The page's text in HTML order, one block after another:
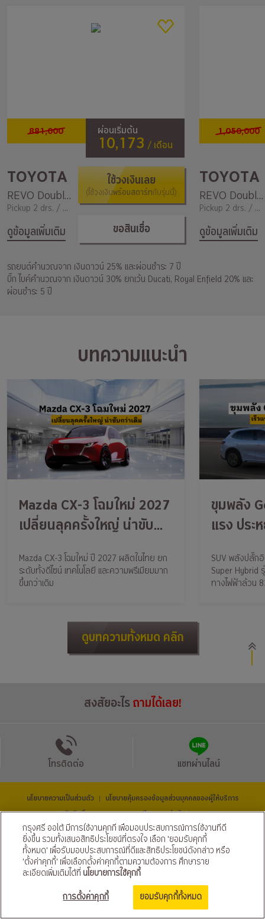
881,000 ผ่อนเริ่มต้น
10,173 / เดือน
TOYOTA
REVO Double Cab Prerunner 2.4 Entry MT
Pickup 2 drs. / 2,400
ดูข้อมูลเพิ่มเติม
ใช้วงเงินเลย
(ใช้วงเงินพร้อมสตาร์ทกับรุ่นนี้)
ขอสินเชื่อ
1,050,000
TOYOTA
REVO Double Cab 2.4 Mid MT 4X4
Pickup 2 drs. / 2,400
ดูข้อมูลเพิ่มเติม
รถยนต์คำนวณจาก เงินดาวน์ 25% และผ่อนชำระ 7 ปี
บิ๊ก ไบค์คำนวณจาก เงินดาวน์ 30% ยกเว้น Ducati, Royal Enfield 20% และ
ผ่อนชำระ 5 ปี
บทความแนะนำ
Mazda CX-3 โฉมใหม่ 2027
เปลี่ยนลุคครั้งใหญ่ น่าขับ
Mazda CX-3 โฉมใหม่ ปี 2027 ผลิตในไทย ยก
ระดับทั้งดีไซน์ เทคโนโลยี และความพรีเมียมมาก
ขึ้นกว่าเดิม
ขุมพลัง
แรง ประ
SUV พลังปลั๊กอิ
Super Hybrid
ทางไฟฟ้าล้วน
ดูบทความทั้งหมด คลิก
ขอสินเชื่อ จัดเลย!
สงสัยอะไรถามได้เลย!
โทรติดต่อ แชทผ่านไลน์
นโยบายความเป็นส่วนตัว | นโยบายคุ้มครองข้อมูลส่วนบุคคลของผู้ให้บริการ
© สงวนลิขสิทธิ์ 2569 ธนาคารกรุงศรีอยุธยา จำกัด (มหาชน) และ
บริษัท อยุธยา แคปปิตอล ออโต้ ลีส จำกัด (มหาชน)
ติดตามเราได้ที่
กรุงศรี ออโต้ มีการใช้งานคุกกี้ เพื่อมอบประสบการณ์การใช้งานที่ดี
ยิ่งขึ้น รวมทั้งเสนอสิทธิประโยชน์ที่ตรงใจ เลือก 'ยอมรับคุกกี้
ทั้งหมด' เพื่อรับมอบประสบการณ์ที่ดีและสิทธิประโยชน์ดังกล่าว หรือ
'ตั้งค่าคุกกี้' เพื่อเลือกตั้งค่าคุกกี้ตามความต้องการ ศึกษาราย
ละเอียดเพิ่มเติมได้ที่ นโยบายการใช้คุกกี้
การตั้งค่าคุกกี้
ยอมรับคุกกี้ทั้งหมด